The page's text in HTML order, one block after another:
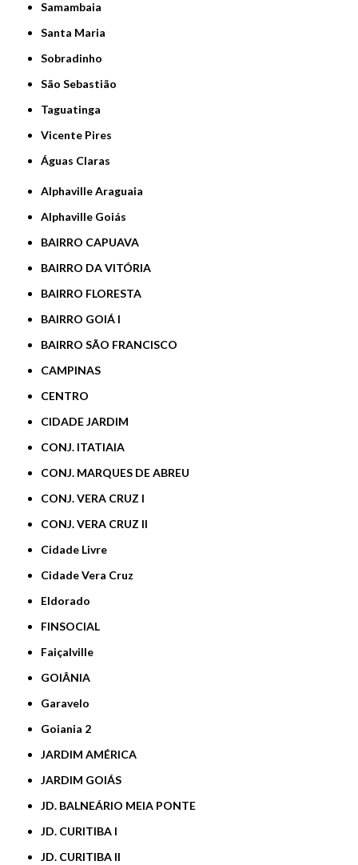
Samambaia
Santa Maria
Sobradinho
São Sebastião
Taguatinga
Vicente Pires
Águas Claras
Alphaville Araguaia
Alphaville Goiás
BAIRRO CAPUAVA
BAIRRO DA VITÓRIA
BAIRRO FLORESTA
BAIRRO GOIÁ I
BAIRRO SÃO FRANCISCO
CAMPINAS
CENTRO
CIDADE JARDIM
CONJ. ITATIAIA
CONJ. MARQUES DE ABREU
CONJ. VERA CRUZ I
CONJ. VERA CRUZ II
Cidade Livre
Cidade Vera Cruz
Eldorado
FINSOCIAL
Faiçalville
GOIÂNIA
Garavelo
Goiania 2
JARDIM AMÉRICA
JARDIM GOIÁS
JD. BALNEÁRIO MEIA PONTE
JD. CURITIBA I
JD. CURITIBA II